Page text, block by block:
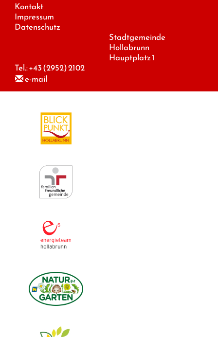
Kontakt
Impressum
Datenschutz
Stadtgemeinde
Hollabrunn
Hauptplatz 1
Tel.:+43 (2952) 2102
e-mail